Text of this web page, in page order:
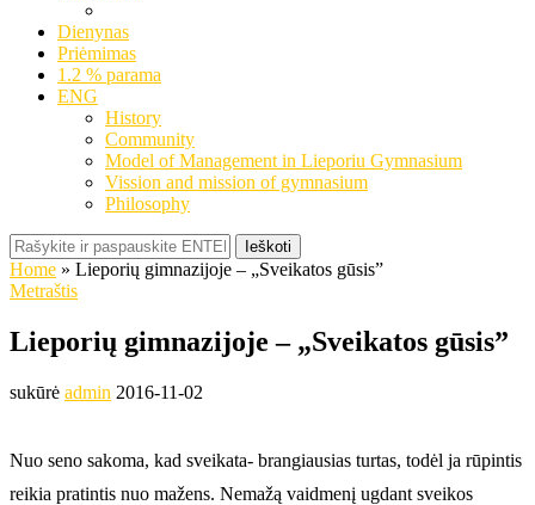
Dienynas
Priėmimas
1.2 % parama
ENG
History
Community
Model of Management in Lieporiu Gymnasium
Vission and mission of gymnasium
Philosophy
Ieškoti
Home » Lieporių gimnazijoje – „Sveikatos gūsis”
Metraštis
Lieporių gimnazijoje – „Sveikatos gūsis”
sukūrė admin 2016-11-02
Nuo seno sakoma, kad sveikata- brangiausias turtas, todėl ja rūpintis
reikia pratintis nuo mažens. Nemažą vaidmenį ugdant sveikos